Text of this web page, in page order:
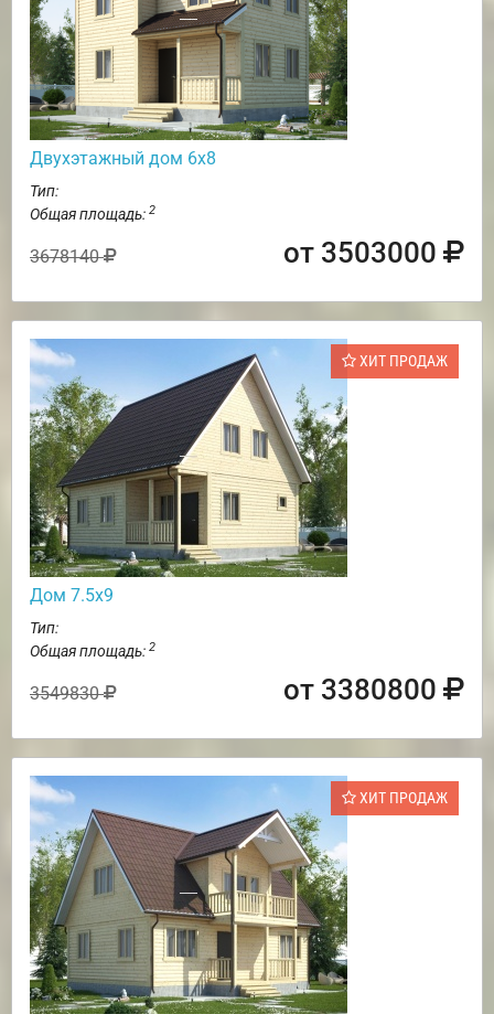
Двухэтажный дом 6х8
Тип:
Общая площадь: 2
3678140 от 3503000
ХИТ ПРОДАЖ
Дом 7.5х9
Тип:
Общая площадь: 2
3549830 от 3380800
ХИТ ПРОДАЖ